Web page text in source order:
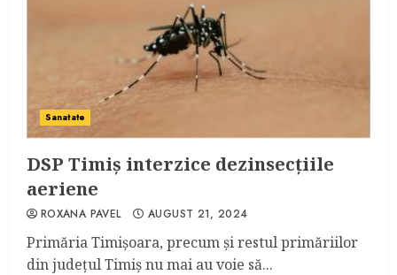
Sanatate
DSP Timiș interzice dezinsecțiile
aeriene
ROXANA PAVEL AUGUST 21, 2024
Primăria Timișoara, precum și restul primăriilor
din județul Timiș nu mai au voie să...